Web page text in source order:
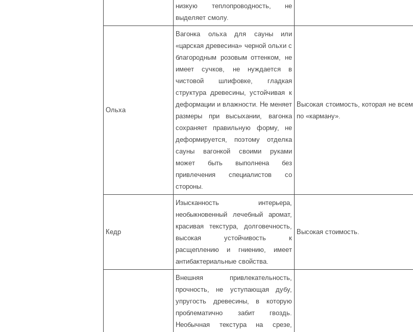
низкую теплопроводность, не
выделяет смолу.
Ольха
Вагонка ольха для сауны или
«царская древесина» черной ольхи с
благородным розовым оттенком, не
имеет сучков, не нуждается в
чистовой шлифовке, гладкая
структура древесины, устойчивая к
деформации и влажности. Не меняет
размеры при высыхании, вагонка
сохраняет правильную форму, не
деформируется, поэтому отделка
сауны вагонкой своими руками
может быть выполнена без
привлечения специалистов со
стороны.
Высокая стоимость, которая не всем
по «карману».
Кедр
Изысканность интерьера,
необыкновенный лечебный аромат,
красивая текстура, долговечность,
высокая устойчивость к
расщеплению и гниению, имеет
антибактериальные свойства.
Высокая стоимость.
Внешняя привлекательность,
прочность, не уступающая дубу,
упругость древесины, в которую
проблематично забит гвоздь.
Необычная текстура на срезе,